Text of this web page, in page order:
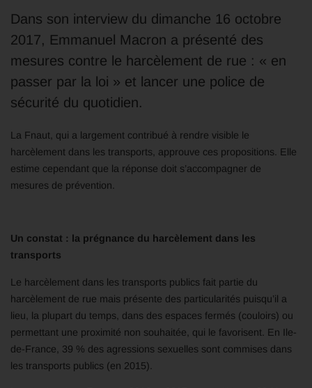
Dans son interview du dimanche 16 octobre
2017, Emmanuel Macron a présenté des
mesures contre le harcèlement de rue : « en
passer par la loi » et lancer une police de
sécurité du quotidien.
La Fnaut, qui a largement contribué à rendre visible le
harcèlement dans les transports, approuve ces propositions. Elle
estime cependant que la réponse doit s’accompagner de
mesures de prévention.
Un constat : la prégnance du harcèlement dans les
transports
Le harcèlement dans les transports publics fait partie du
harcèlement de rue mais présente des particularités puisqu’il a
lieu, la plupart du temps, dans des espaces fermés (couloirs) ou
permettant une proximité non souhaitée, qui le favorisent. En Ile-
de-France, 39 % des agressions sexuelles sont commises dans
les transports publics (en 2015).